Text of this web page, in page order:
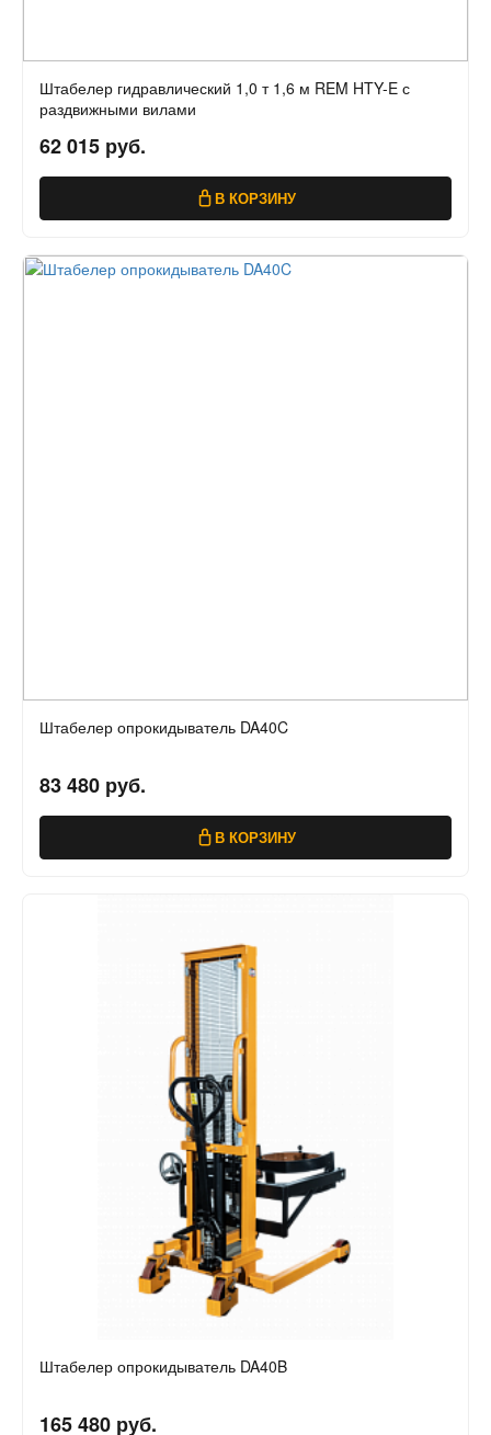
Штабелер гидравлический 1,0 т 1,6 м REM HTY-E с
раздвижными вилами
62 015 руб.
В КОРЗИНУ
Штабелер опрокидыватель DA40C
83 480 руб.
В КОРЗИНУ
Штабелер опрокидыватель DA40B
165 480 руб.